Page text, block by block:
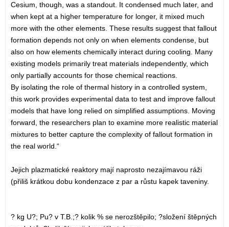
Cesium, though, was a standout. It condensed much later, and
when kept at a higher temperature for longer, it mixed much
more with the other elements. These results suggest that fallout
formation depends not only on when elements condense, but
also on how elements chemically interact during cooling. Many
existing models primarily treat materials independently, which
only partially accounts for those chemical reactions.
By isolating the role of thermal history in a controlled system,
this work provides experimental data to test and improve fallout
models that have long relied on simplified assumptions. Moving
forward, the researchers plan to examine more realistic material
mixtures to better capture the complexity of fallout formation in
the real world.“
Jejich plazmatické reaktory mají naprosto nezajímavou ráži
(přiliš krátkou dobu kondenzace z par a růstu kapek taveniny.
? kg U?; Pu? v T.B.;? kolik % se nerozštěpilo; ?složení štěpných